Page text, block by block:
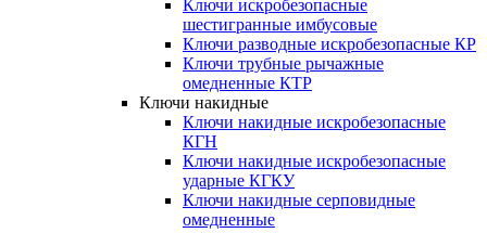
Ключи искробезопасные
шестигранные имбусовые
Ключи разводные искробезопасные КР
Ключи трубные рычажные
омедненные КТР
Ключи накидные
Ключи накидные искробезопасные
КГН
Ключи накидные искробезопасные
ударные КГКУ
Ключи накидные серповидные
омедненные